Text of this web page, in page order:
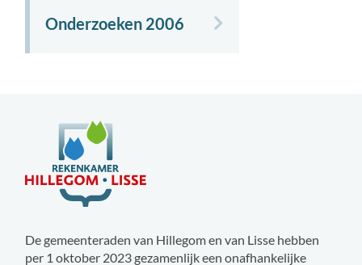
Onderzoeken 2006
De gemeenteraden van Hillegom en van Lisse hebben
per 1 oktober 2023 gezamenlijk een onafhankelijke